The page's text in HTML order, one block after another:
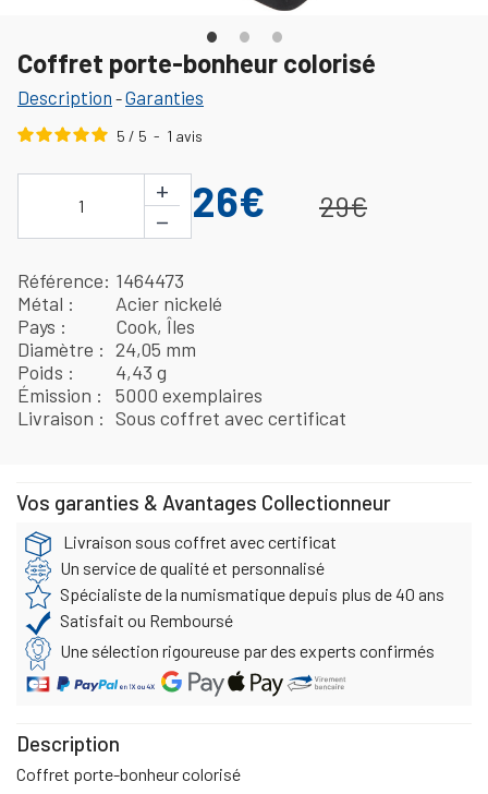
Coffret porte-bonheur colorisé
Description -Garanties
5 / 5 - 1 avis
1
+
−
26€ 29€
Référence 1464473
Métal
Acier nickelé
Pays
Cook, Îles
Diamètre
24,05 mm
Poids
4,43 g
Émission
5000 exemplaires
Livraison
Sous coffret avec certificat
Vos garanties & Avantages Collectionneur
Livraison sous coffret avec certificat
Un service de qualité et personnalisé
Spécialiste de la numismatique depuis plus de 40 ans
Satisfait ou Remboursé
Une sélection rigoureuse par des experts confirmés
Description
Coffret porte-bonheur colorisé